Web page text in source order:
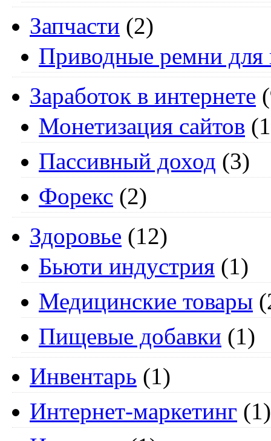
Запчасти (2)
Приводные ремни для
Заработок в интернете
Монетизация сайтов
Пассивный доход (3)
Форекс (2)
Здоровье (12)
Бьюти индустрия (1)
Медицинские товары
Пищевые добавки (1)
Инвентарь (1)
Интернет-маркетинг (1)